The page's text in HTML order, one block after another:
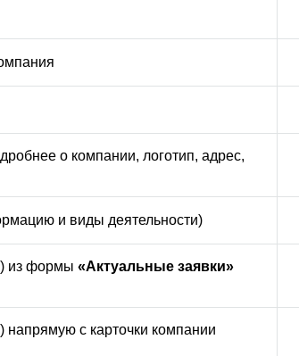
о компании, логотип, адрес,
и виды деятельности)
из формы «Актуальные заявки»
напрямую с карточки компании